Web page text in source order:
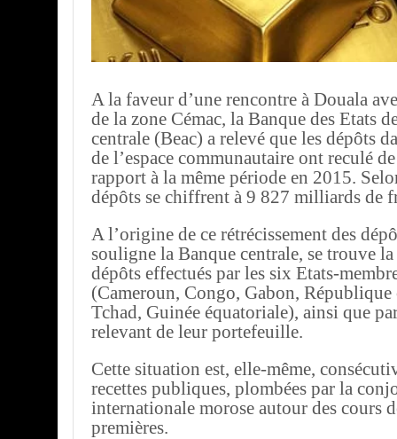
A la faveur d’une rencontre à Douala
de la zone Cémac, la Banque des Etats
centrale (Beac) a relevé que les dépôts
de l’espace communautaire ont reculé
rapport à la même période en 2015.
dépôts se chiffrent à 9 827 milliards de
A l’origine de ce rétrécissement des
souligne la Banque centrale, se trouve
dépôts effectués par les six Etats-
(Cameroun, Congo, Gabon,
Tchad, Guinée équatoriale), ainsi que
relevant de leur portefeuille.
Cette situation est, elle-même,
recettes publiques, plombées par la
internationale morose autour des cours
premières.